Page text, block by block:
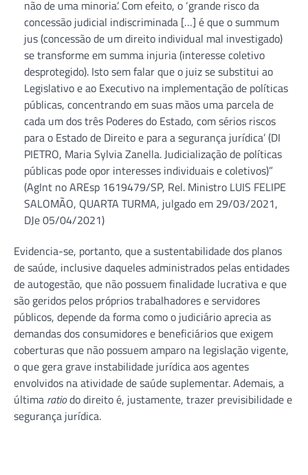
não de uma minoria’. Com efeito, o ‘grande risco da
concessão judicial indiscriminada […] é que o summum
jus (concessão de um direito individual mal investigado)
se transforme em summa injuria (interesse coletivo
desprotegido). Isto sem falar que o juiz se substitui ao
Legislativo e ao Executivo na implementação de políticas
públicas, concentrando em suas mãos uma parcela de
cada um dos três Poderes do Estado, com sérios riscos
para o Estado de Direito e para a segurança jurídica’ (DI
PIETRO, Maria Sylvia Zanella. Judicialização de políticas
públicas pode opor interesses individuais e coletivos)”
(AgInt no AREsp 1619479/SP, Rel. Ministro LUIS FELIPE
SALOMÃO, QUARTA TURMA, julgado em 29/03/2021,
DJe 05/04/2021)
Evidencia-se, portanto, que a sustentabilidade dos planos
de saúde, inclusive daqueles administrados pelas entidades
de autogestão, que não possuem finalidade lucrativa e que
são geridos pelos próprios trabalhadores e servidores
públicos, depende da forma como o judiciário aprecia as
demandas dos consumidores e beneficiários que exigem
coberturas que não possuem amparo na legislação vigente,
o que gera grave instabilidade jurídica aos agentes
envolvidos na atividade de saúde suplementar. Ademais, a
última ratiodo direito é, justamente, trazer previsibilidade e
segurança jurídica.